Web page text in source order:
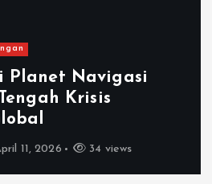
Planet Navigasi
Krisis
11, 2026 34 views